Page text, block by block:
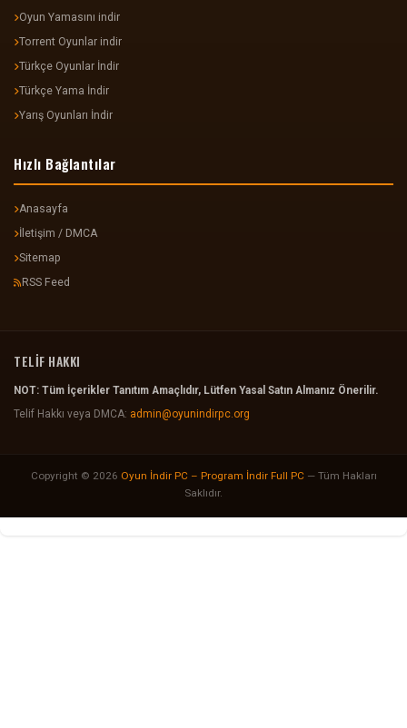
Oyun Yamasını indir
Torrent Oyunlar indir
Türkçe Oyunlar İndir
Türkçe Yama İndir
Yarış Oyunları İndir
Hızlı Bağlantılar
Anasayfa
İletişim / DMCA
Sitemap
RSS Feed
TELİF HAKKI
NOT: Tüm İçerikler Tanıtım Amaçlıdır, Lütfen Yasal Satın Almanız Önerilir.
Telif Hakkı veya DMCA: admin@oyunindirpc.org
Copyright © 2026 Oyun İndir PC – Program İndir Full PC — Tüm Hakları
Saklıdır.